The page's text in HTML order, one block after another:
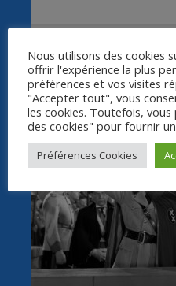
Nous utilisons des cookies
offrir l'expérience la plus
préférences et vos visites
"Accepter tout", vous
les cookies. Toutefois,
des cookies" pour fournir
Préférences Cookies